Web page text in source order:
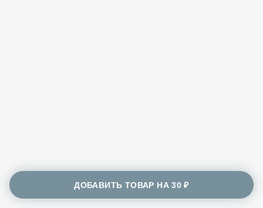
ДОБАВИТЬ ТОВАР НА30 ₽